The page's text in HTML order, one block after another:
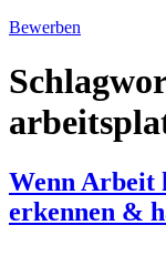
Bewerben
Wenn Arbeit
erkennen &